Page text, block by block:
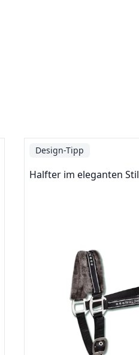
Design-Tipp
Halfter im eleganten Stil